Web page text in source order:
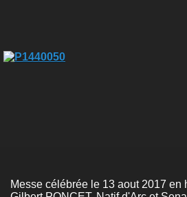
Messe célébrée le 13 aout 2017 en